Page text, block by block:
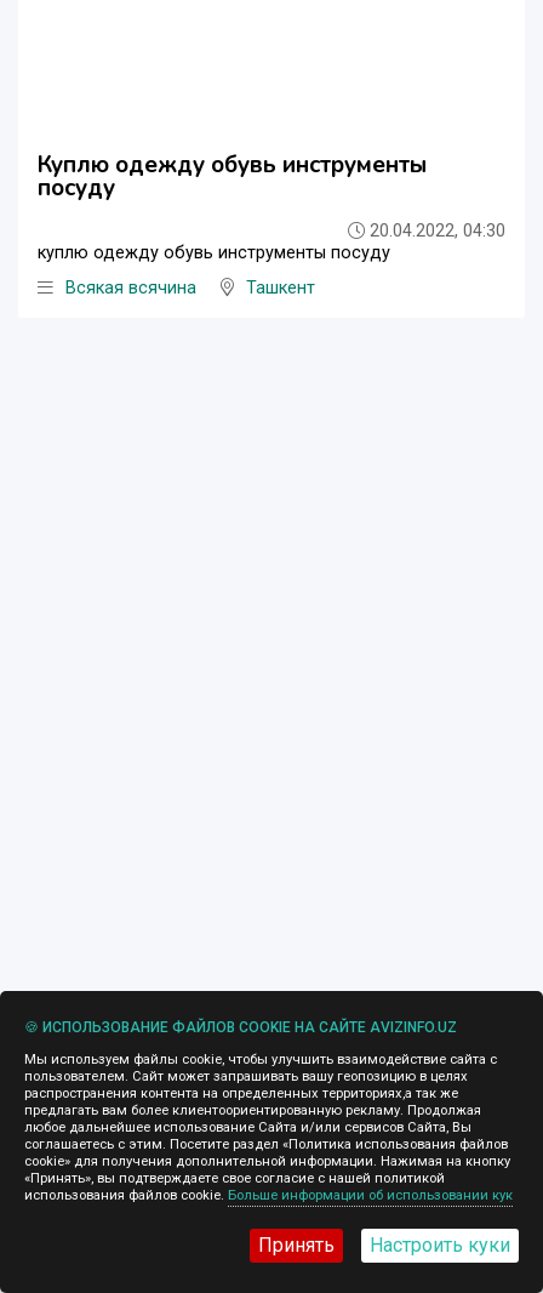
Куплю одежду обувь инструменты
посуду
20.04.2022, 04:30
куплю одежду обувь инструменты посуду
Всякая всячина
Ташкент
🍪 ИСПОЛЬЗОВАНИЕ ФАЙЛОВ COOKIE НА САЙТЕ AVIZINFO.UZ
Мы используем файлы cookie, чтобы улучшить взаимодействие сайта с
пользователем. Сайт может запрашивать вашу геопозицию в целях
распространения контента на определенных территориях,а так же
предлагать вам более клиентоориентированную рекламу. Продолжая
любое дальнейшее использование Сайта и/или сервисов Сайта, Вы
соглашаетесь с этим. Посетите раздел «Политика использования файлов
cookie» для получения дополнительной информации. Нажимая на кнопку
«Принять», вы подтверждаете свое согласие с нашей политикой
использования файлов cookie. Больше информации об использовании кук
Принять Настроить куки